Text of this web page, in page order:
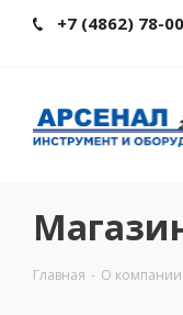
+7 (4862) 78-
Главная - О компании